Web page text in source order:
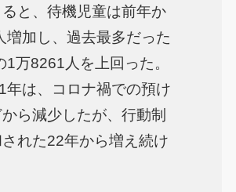
ると、待機児童は前年か
増加し、過去最多だった
1万8261人を上回った。
年は、コロナ禍での預け
ら減少したが、行動制
れた22年から増え続け